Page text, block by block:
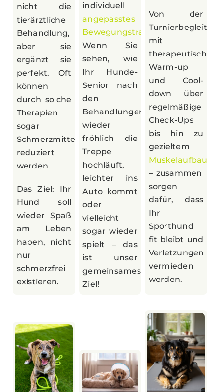
nicht die
tierärztliche
Behandlung,
aber sie
ergänzt sie
perfekt. Oft
können
durch solche
Therapien
sogar
Schmerzmittel
reduziert
werden.
Das Ziel: Ihr
Hund soll
wieder Spaß
am Leben
haben, nicht
nur
schmerzfrei
existieren.
individuell
angepasstes
Bewegungstraining .
Wenn Sie
sehen, wie
Ihr Hunde-
Senior nach
den
Behandlungen
wieder
fröhlich die
Treppe
hochläuft,
leichter ins
Auto kommt
oder
vielleicht
sogar wieder
spielt – das
ist unser
gemeinsames
Ziel!
Von der
mit
therapeutischem
Warm-up
und Cool-
down über
regelmäßige
Check-Ups
bis hin zu
gezieltem
– zusammen
sorgen
dafür, dass
Ihr
Sporthund
fit bleibt und
Verletzungen
vermieden
werden.